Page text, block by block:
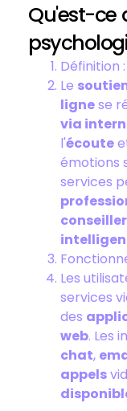
Qu'est-ce
Définition :
Le
lignese
via
l'écoute
émotions
services
Les
services
des
web. Les
chat,
appels